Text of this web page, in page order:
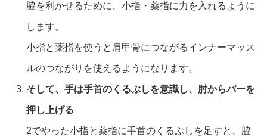
脇を利かせるために、小指・薬指に力を入れるように
します。
小指と薬指を使うと肩甲骨につながるインナーマッス
ルのつながりを使えるようになります。
そして、手は手首のくるぶしを意識し、肘からバーを
押し上げる
2でやった小指と薬指に手首のくるぶしを足すと、脇